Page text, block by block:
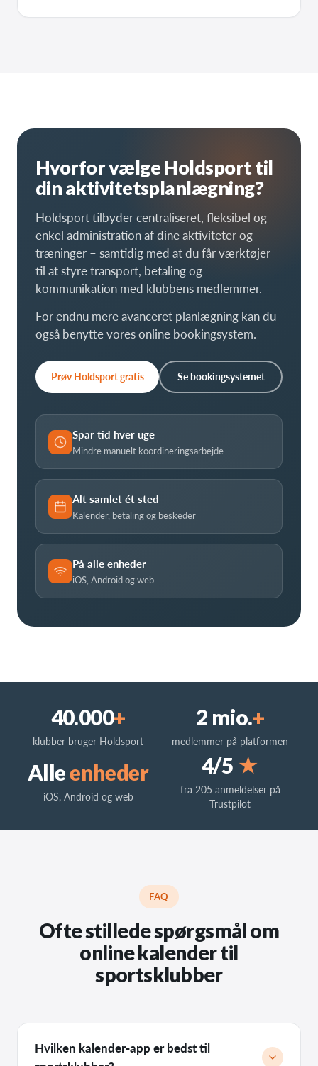
Hvorfor vælge Holdsport til
din aktivitetsplanlægning?
Holdsport tilbyder centraliseret, fleksibel og
enkel administration af dine aktiviteter og
træninger – samtidig med at du får værktøjer
til at styre transport, betaling og
kommunikation med klubbens medlemmer.
For endnu mere avanceret planlægning kan du
også benytte vores online bookingsystem.
Prøv Holdsport gratis Se bookingsystemet
Spar tid hver uge
Mindre manuelt koordineringsarbejde
Alt samlet ét sted
Kalender, betaling og beskeder
På alle enheder
iOS, Android og web
40.000+
klubber bruger Holdsport
2 mio.+
medlemmer på platformen
Alleenheder
iOS, Android og web
4/5 ★
fra 205 anmeldelser på
Trustpilot
FAQ
Ofte stillede spørgsmål om
online kalender til
sportsklubber
Hvilken kalender-app er bedst til